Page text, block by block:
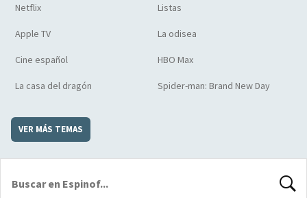
Netflix Listas
Apple TV La odisea
Cine español HBO Max
La casa del dragón Spider-man: Brand New Day
VER MÁS TEMAS